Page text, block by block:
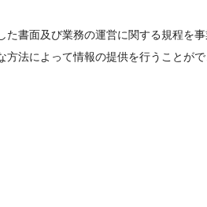
書面及び業務の運営に関する規程を
法によって情報の提供を行うことがで